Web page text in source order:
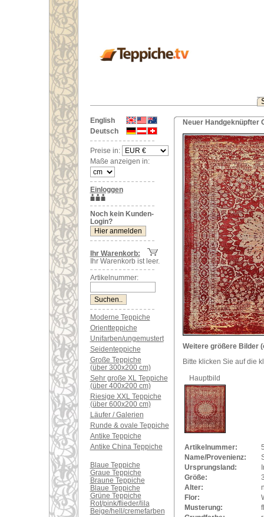
English
Deutsch
Preise in:
Maße anzeigen in:
Einloggen
Noch kein Kunden-
Login?
Ihr Warenkorb:
Ihr Warenkorb ist leer.
Artikelnummer:
Moderne Teppiche
Orientteppiche
Unifarben/ungemustert
Seidenteppiche
Große Teppiche
(über 300x200 cm)
Sehr große XL Teppiche
(über 400x200 cm)
Riesige XXL Teppiche
(über 600x200 cm)
Läufer / Galerien
Runde & ovale Teppiche
Antike Teppiche
Antike China Teppiche
Blaue Teppiche
Graue Teppiche
Braune Teppiche
Blaue Teppiche
Grüne Teppiche
Rot/pink/flieder/lila
Beige/hell/cremefarben
Neuer Handgeknüpfter
Weitere größere Bilder
Bitte klicken Sie auf die
Hauptbild
Artikelnummer:
Name/Provenienz:
Ursprungsland:
Größe:
Alter:
Flor:
Musterung: